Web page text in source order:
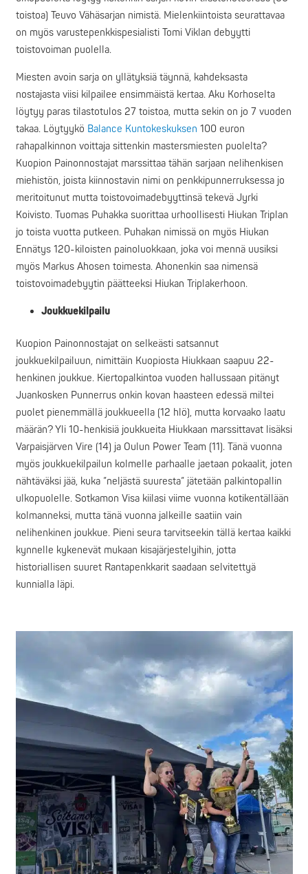
toistoa) Teuvo Vähäsarjan nimistä. Mielenkiintoista seurattavaa
on myös varustepenkkispesialisti Tomi Viklan debyytti
toistovoiman puolella.
Miesten avoin sarja on yllätyksiä täynnä, kahdeksasta
nostajasta viisi kilpailee ensimmäistä kertaa. Aku Korhoselta
löytyy paras tilastotulos 27 toistoa, mutta sekin on jo 7 vuoden
takaa. Löytyykö Balance Kuntokeskuksen 100 euron
rahapalkinnon voittaja sittenkin mastersmiesten puolelta?
Kuopion Painonnostajat marssittaa tähän sarjaan nelihenkisen
miehistön, joista kiinnostavin nimi on penkkipunnerruksessa jo
meritoitunut mutta toistovoimadebyyttinsä tekevä Jyrki
Koivisto. Tuomas Puhakka suorittaa urhoollisesti Hiukan Triplan
jo toista vuotta putkeen. Puhakan nimissä on myös Hiukan
Ennätys 120-kiloisten painoluokkaan, joka voi mennä uusiksi
myös Markus Ahosen toimesta. Ahonenkin saa nimensä
toistovoimadebyytin päätteeksi Hiukan Triplakerhoon.
Joukkuekilpailu
Kuopion Painonnostajat on selkeästi satsannut
joukkuekilpailuun, nimittäin Kuopiosta Hiukkaan saapuu 22-
henkinen joukkue. Kiertopalkintoa vuoden hallussaan pitänyt
Juankosken Punnerrus onkin kovan haasteen edessä miltei
puolet pienemmällä joukkueella (12 hlö), mutta korvaako laatu
määrän? Yli 10-henkisiä joukkueita Hiukkaan marssittavat lisäksi
Varpaisjärven Vire (14) ja Oulun Power Team (11). Tänä vuonna
myös joukkuekilpailun kolmelle parhaalle jaetaan pokaalit, joten
nähtäväksi jää, kuka ”neljästä suuresta” jätetään palkintopallin
ulkopuolelle. Sotkamon Visa kiilasi viime vuonna kotikentällään
kolmanneksi, mutta tänä vuonna jalkeille saatiin vain
nelihenkinen joukkue. Pieni seura tarvitseekin tällä kertaa kaikki
kynnelle kykenevät mukaan kisajärjestelyihin, jotta
historiallisen suuret Rantapenkkarit saadaan selvitettyä
kunnialla läpi.